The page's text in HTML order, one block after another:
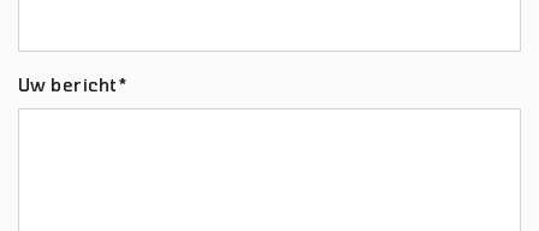
Uw bericht*